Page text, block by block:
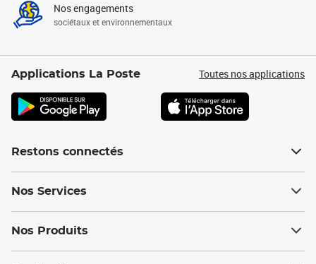
Nos engagements
sociétaux et environnementaux
Applications La Poste Toutes nos applications
Restons connectés
Nos Services
Nos Produits